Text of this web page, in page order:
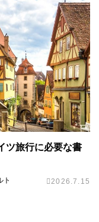
ツ旅行に必要な書
ト
2026.7.15